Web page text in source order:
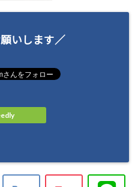
いします／